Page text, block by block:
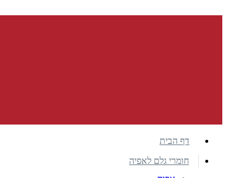
דף הבית
חומרי גלם לאפיה